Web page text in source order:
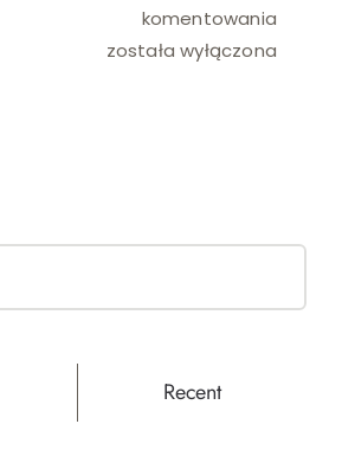
komentowania
a
nie?
została wyłączona
Recent